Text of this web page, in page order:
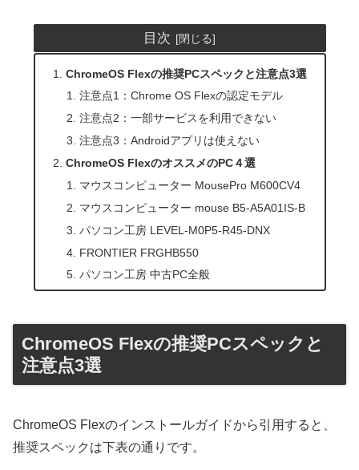
目次
ChromeOS Flexの推奨PCスペックと注意点3選
注意点1：Chrome OS Flexの認定モデル
注意点2：一部サービスを利用できない
注意点3：Androidアプリは使えない
ChromeOS FlexのオススメのPC４選
マウスコンピューター MousePro M600CV4
マウスコンピューター mouse B5-A5A01IS-B
パソコン工房 LEVEL-M0P5-R45-DNX
FRONTIER FRGHB550
パソコン工房 中古PC全般
ChromeOS Flexの推奨PCスペックと
注意点3選
ChromeOS Flexのインストールガイドから引用すると、
推奨スペックは下表の通りです。